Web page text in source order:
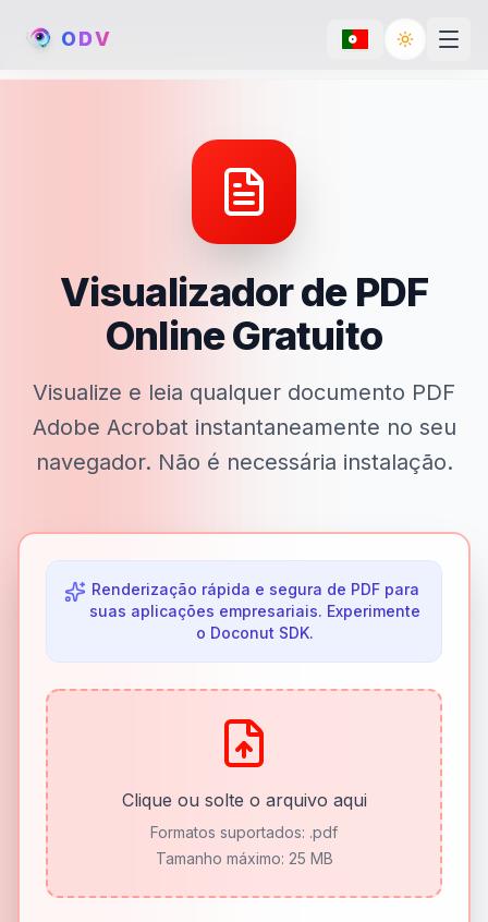
ODV Toggle
Visualizador de PDF
Online Gratuito
Visualize e leia qualquer documento PDF
Adobe Acrobat instantaneamente no seu
navegador. Não é necessária instalação.
Renderização rápida e segura de PDF para
suas aplicações empresariais. Experimente
o Doconut SDK.
Clique ou solte o arquivo aqui
Formatos suportados: .pdf
Tamanho máximo: 25 MB